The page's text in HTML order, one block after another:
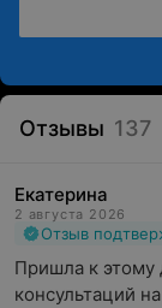
Отзывы 137
Екатерина
2 августа 2026
Отзыв
Пришла к этому
консультаций